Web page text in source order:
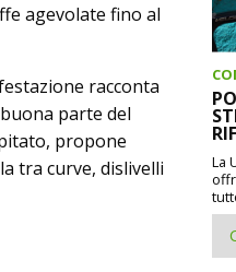
agevolate fino al
racconta
parte del
propone
tra curve, dislivelli
La